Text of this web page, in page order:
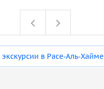
экскурсии в Расе-Аль-Хайме